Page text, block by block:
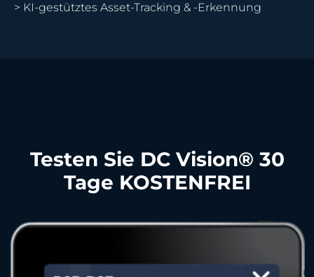
> KI-gestütztes Asset-Tracking & -Erkennung
Testen Sie DC Vision® 30
Tage KOSTENFREI